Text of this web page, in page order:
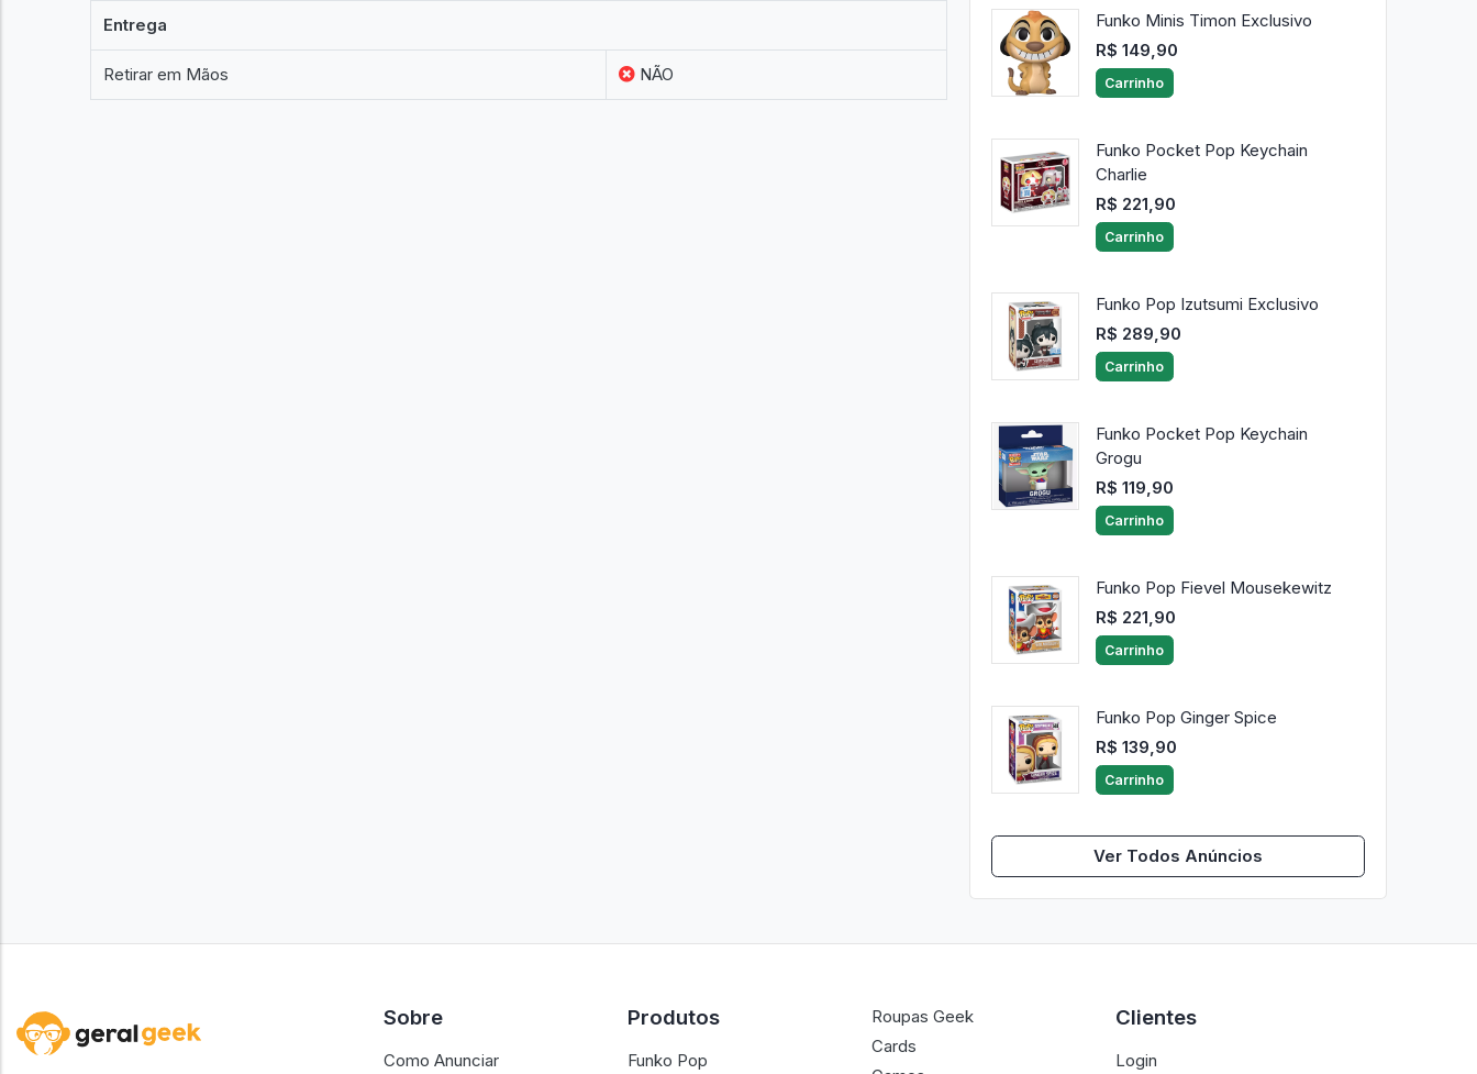
Entrega
Retirar em Mãos NÃO
Funko Minis Timon Exclusivo
R$ 149,90
Carrinho
Funko Pocket Pop Keychain
Charlie
R$ 221,90
Carrinho
Funko Pop Izutsumi Exclusivo
R$ 289,90
Carrinho
Funko Pocket Pop Keychain
Grogu
R$ 119,90
Carrinho
Funko Pop Fievel Mousekewitz
R$ 221,90
Carrinho
Funko Pop Ginger Spice
R$ 139,90
Carrinho
Ver Todos Anúncios
Sobre
Como Anunciar
Produtos
Funko Pop
Roupas Geek
Cards
Clientes
Login